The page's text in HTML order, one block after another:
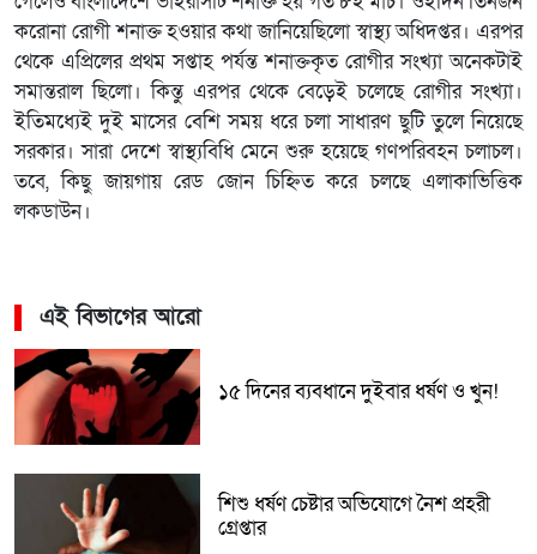
করোনা রোগী শনাক্ত হওয়ার কথা জানিয়েছিলো স্বাস্থ্য অধিদপ্তর। এরপর
থেকে এপ্রিলের প্রথম সপ্তাহ পর্যন্ত শনাক্তকৃত রোগীর সংখ্যা অনেকটাই
সমান্তরাল ছিলো। কিন্তু এরপর থেকে বেড়েই চলেছে রোগীর সংখ্যা।
ইতিমধ্যেই দুই মাসের বেশি সময় ধরে চলা সাধারণ ছুটি তুলে নিয়েছে
সরকার। সারা দেশে স্বাস্থ্যবিধি মেনে শুরু হয়েছে গণপরিবহন চলাচল।
তবে, কিছু জায়গায় রেড জোন চিহ্নিত করে চলছে এলাকাভিত্তিক
লকডাউন।
এই বিভাগের আরো
১৫ দিনের ব্যবধানে দুইবার ধর্ষণ ও খুন!
শিশু ধর্ষণ চেষ্টার অভিযোগে নৈশ প্রহরী
গ্রেপ্তার